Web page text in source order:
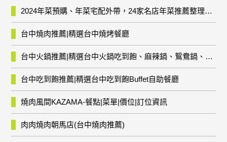
2024年菜預購、年菜宅配外帶，24家名店年菜推薦整理，圍爐輕鬆上菜團圓趣
台中燒肉推薦|精選台中燒烤餐廳
台中火鍋推薦|精選台中火鍋吃到飽、麻辣鍋、鴛鴦鍋、石頭火鍋、酸菜白肉鍋、海鮮鍋、燒酒雞、麻油雞、壽喜燒等熱門人氣火鍋店!
台中吃到飽推薦|精選台中吃到飽Buffet自助餐廳
燒肉風間KAZAMA-餐點|菜單|價位|訂位資訊
肉肉燒肉朝馬店(台中燒肉推薦)